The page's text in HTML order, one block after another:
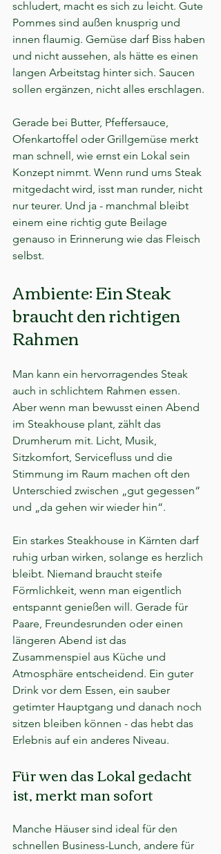
schludert, macht es sich zu leicht. Gute
Pommes sind außen knusprig und
innen flaumig. Gemüse darf Biss haben
und nicht aussehen, als hätte es einen
langen Arbeitstag hinter sich. Saucen
sollen ergänzen, nicht alles erschlagen.
Gerade bei Butter, Pfeffersauce,
Ofenkartoffel oder Grillgemüse merkt
man schnell, wie ernst ein Lokal sein
Konzept nimmt. Wenn rund ums Steak
mitgedacht wird, isst man runder, nicht
nur teurer. Und ja - manchmal bleibt
einem eine richtig gute Beilage
genauso in Erinnerung wie das Fleisch
selbst.
Ambiente: Ein Steak
braucht den richtigen
Rahmen
Man kann ein hervorragendes Steak
auch in schlichtem Rahmen essen.
Aber wenn man bewusst einen Abend
im Steakhouse plant, zählt das
Drumherum mit. Licht, Musik,
Sitzkomfort, Servicefluss und die
Stimmung im Raum machen oft den
Unterschied zwischen „gut gegessen“
und „da gehen wir wieder hin“.
Ein starkes Steakhouse in Kärnten darf
ruhig urban wirken, solange es herzlich
bleibt. Niemand braucht steife
Förmlichkeit, wenn man eigentlich
entspannt genießen will. Gerade für
Paare, Freundesrunden oder einen
längeren Abend ist das
Zusammenspiel aus Küche und
Atmosphäre entscheidend. Ein guter
Drink vor dem Essen, ein sauber
getimter Hauptgang und danach noch
sitzen bleiben können - das hebt das
Erlebnis auf ein anderes Niveau.
Für wen das Lokal gedacht
ist, merkt man sofort
Manche Häuser sind ideal für den
schnellen Business-Lunch, andere für